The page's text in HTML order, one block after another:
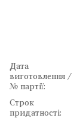
Дата
виготовлення /
№ партії:
Строк
придатності: